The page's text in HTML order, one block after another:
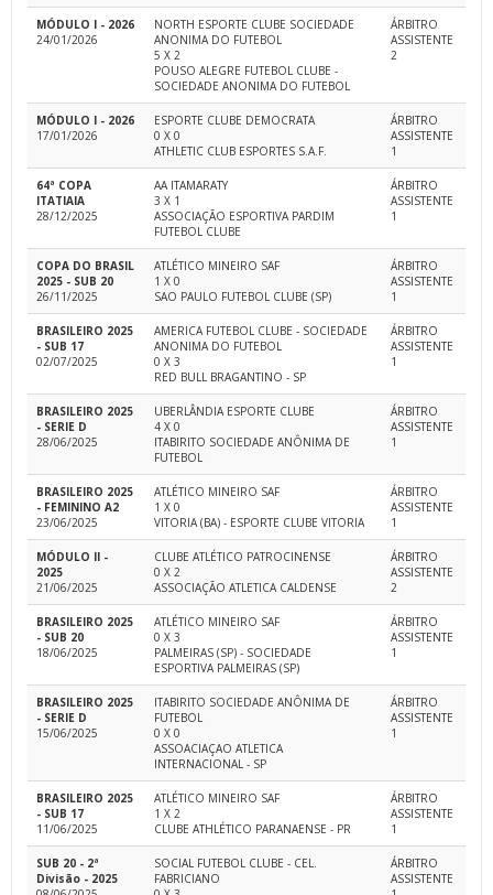
MÓDULO I - 2026
24/01/2026
NORTH ESPORTE CLUBE SOCIEDADE
ANONIMA DO FUTEBOL
5 X 2
POUSO ALEGRE FUTEBOL CLUBE -
SOCIEDADE ANONIMA DO FUTEBOL
ÁRBITRO
ASSISTENTE
2
MÓDULO I - 2026
17/01/2026
ESPORTE CLUBE DEMOCRATA
0 X 0
ATHLETIC CLUB ESPORTES S.A.F.
ÁRBITRO
ASSISTENTE
1
64ª COPA
ITATIAIA
28/12/2025
AA ITAMARATY
3 X 1
ASSOCIAÇÃO ESPORTIVA PARDIM
FUTEBOL CLUBE
ÁRBITRO
ASSISTENTE
1
COPA DO BRASIL
2025 - SUB 20
26/11/2025
ATLÉTICO MINEIRO SAF
1 X 0
SAO PAULO FUTEBOL CLUBE (SP)
ÁRBITRO
ASSISTENTE
1
BRASILEIRO 2025
- SUB 17
02/07/2025
AMERICA FUTEBOL CLUBE - SOCIEDADE
ANONIMA DO FUTEBOL
0 X 3
RED BULL BRAGANTINO - SP
ÁRBITRO
ASSISTENTE
1
BRASILEIRO 2025
- SERIE D
28/06/2025
UBERLÂNDIA ESPORTE CLUBE
4 X 0
ITABIRITO SOCIEDADE ANÔNIMA DE
FUTEBOL
ÁRBITRO
ASSISTENTE
1
BRASILEIRO 2025
- FEMININO A2
23/06/2025
ATLÉTICO MINEIRO SAF
1 X 0
VITORIA (BA) - ESPORTE CLUBE VITORIA
ÁRBITRO
ASSISTENTE
1
MÓDULO II -
2025
21/06/2025
CLUBE ATLÉTICO PATROCINENSE
0 X 2
ASSOCIAÇÃO ATLETICA CALDENSE
ÁRBITRO
ASSISTENTE
2
BRASILEIRO 2025
- SUB 20
18/06/2025
ATLÉTICO MINEIRO SAF
0 X 3
PALMEIRAS (SP) - SOCIEDADE
ESPORTIVA PALMEIRAS (SP)
ÁRBITRO
ASSISTENTE
1
BRASILEIRO 2025
- SERIE D
15/06/2025
ITABIRITO SOCIEDADE ANÔNIMA DE
FUTEBOL
0 X 0
ASSOACIAÇAO ATLETICA
INTERNACIONAL - SP
ÁRBITRO
ASSISTENTE
1
BRASILEIRO 2025
- SUB 17
11/06/2025
ATLÉTICO MINEIRO SAF
1 X 2
CLUBE ATHLÉTICO PARANAENSE - PR
ÁRBITRO
ASSISTENTE
1
SUB 20 - 2ª
Divisão - 2025
SOCIAL FUTEBOL CLUBE - CEL.
FABRICIANO
ÁRBITRO
ASSISTENTE